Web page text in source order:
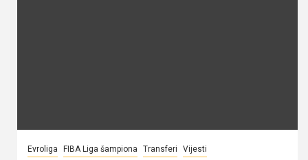
Evroliga FIBA Liga šampiona Transferi Vijesti